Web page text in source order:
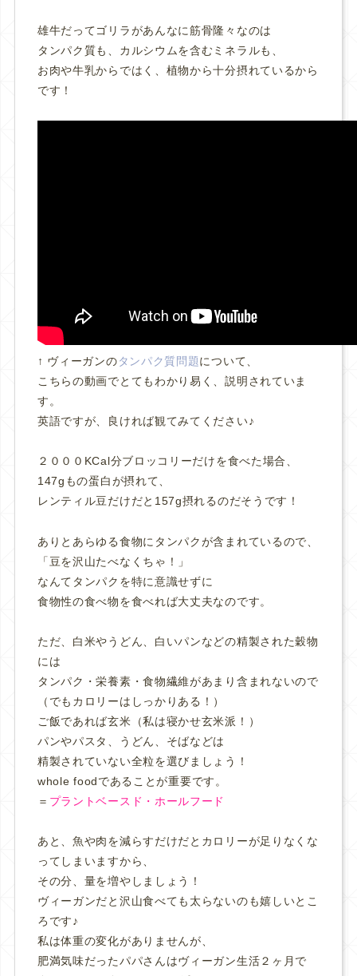
雄牛だってゴリラがあんなに筋骨隆々なのは
タンパク質も、カルシウムを含むミネラルも、
お肉や牛乳からではく、植物から十分摂れているから
です！
↑ ヴィーガンのタンパク質問題について、
こちらの動画でとてもわかり易く、説明されていま
す。
英語ですが、良ければ観てみてください♪
２０００KCal分ブロッコリーだけを食べた場合、
147gもの蛋白が摂れて、
レンティル豆だけだと157g摂れるのだそうです！
ありとあらゆる食物にタンパクが含まれているので、
「豆を沢山たべなくちゃ！」
なんてタンパクを特に意識せずに
食物性の食べ物を食べれば大丈夫なのです。
ただ、白米やうどん、白いパンなどの精製された穀物
には
タンパク・栄養素・食物繊維があまり含まれないので
（でもカロリーはしっかりある！）
ご飯であれば玄米（私は寝かせ玄米派！）
パンやパスタ、うどん、そばなどは
精製されていない全粒を選びましょう！
whole foodであることが重要です。
＝ プラントベースド・ホールフード
あと、魚や肉を減らすだけだとカロリーが足りなくな
ってしまいますから、
その分、量を増やしましょう！
ヴィーガンだと沢山食べても太らないのも嬉しいとこ
ろです♪
私は体重の変化がありませんが、
肥満気味だったパパさんはヴィーガン生活２ヶ月で